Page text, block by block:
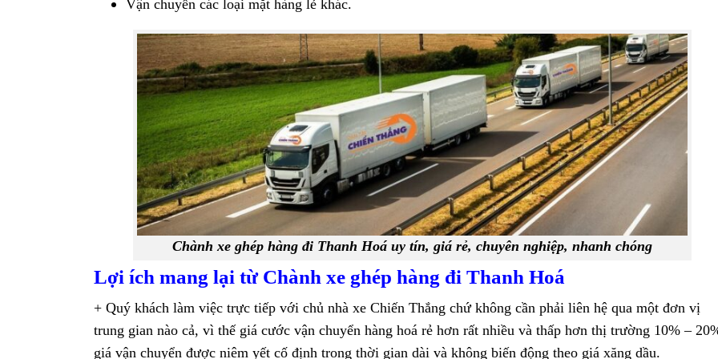
Vận chuyển các loại mặt hàng lẻ khác.
Chành xe ghép hàng đi Thanh Hoá uy tín, giá rẻ, chuyên nghiệp, nhanh chóng
Lợi ích mang lại từ Chành xe ghép hàng đi Thanh Hoá
+ Quý khách làm việc trực tiếp với chủ nhà xe Chiến Thắng chứ không cần phải liên hệ qua một đơn vị
trung gian nào cả, vì thế giá cước vận chuyển hàng hoá rẻ hơn rất nhiều và thấp hơn thị trường 10% –
giá vận chuyển được niêm yết cố định trong thời gian dài và không biến động theo giá xăng dầu.